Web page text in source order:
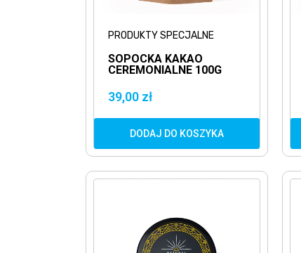
PRODUKTY SPECJALNE
SOPOCKA KAKAO
CEREMONIALNE 100G
ESENCJA INDONEZJI
39,00 zł
DODAJ DO KOSZYKA